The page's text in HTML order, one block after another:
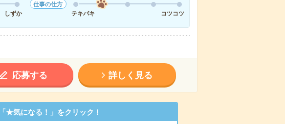
しずか
仕事の仕方
テキパキ
コツコツ
応募する 詳しく見る
★気になる！」をクリック！